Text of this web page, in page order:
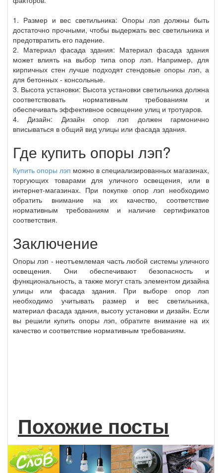
1. Размер и вес светильника: Опоры лэп должны быть
достаточно прочными, чтобы выдержать вес светильника и
предотвратить его падение.
2. Материал фасада здания: Материал фасада здания
может влиять на выбор типа опор лэп. Например, для
кирпичных стен лучше подходят стендовые опоры лэп, а
для бетонных - консольные.
3. Высота установки: Высота установки светильника должна
соответствовать нормативным требованиям и
обеспечивать эффективное освещение улиц и тротуаров.
4. Дизайн: Дизайн опор лэп должен гармонично
вписываться в общий вид улицы или фасада здания.
Где купить опоры лэп?
Купить опоры лэп можно в специализированных магазинах,
торгующих товарами для уличного освещения, или в
интернет-магазинах. При покупке опор лэп необходимо
обратить внимание на их качество, соответствие
нормативным требованиям и наличие сертификатов
соответствия.
Заключение
Опоры лэп - неотъемлемая часть любой системы уличного
освещения. Они обеспечивают безопасность и
функциональность, а также могут стать элементом дизайна
улицы или фасада здания. При выборе опор лэп
необходимо учитывать размер и вес светильника,
материал фасада здания, высоту установки и дизайн. Если
вы решили купить опоры лэп, обратите внимание на их
качество и соответствие нормативным требованиям.
Похожие посты